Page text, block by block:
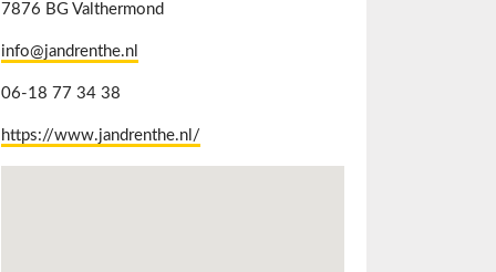
7876 BG Valthermond
info@jandrenthe.nl
06-18 77 34 38
https://www.jandrenthe.nl/